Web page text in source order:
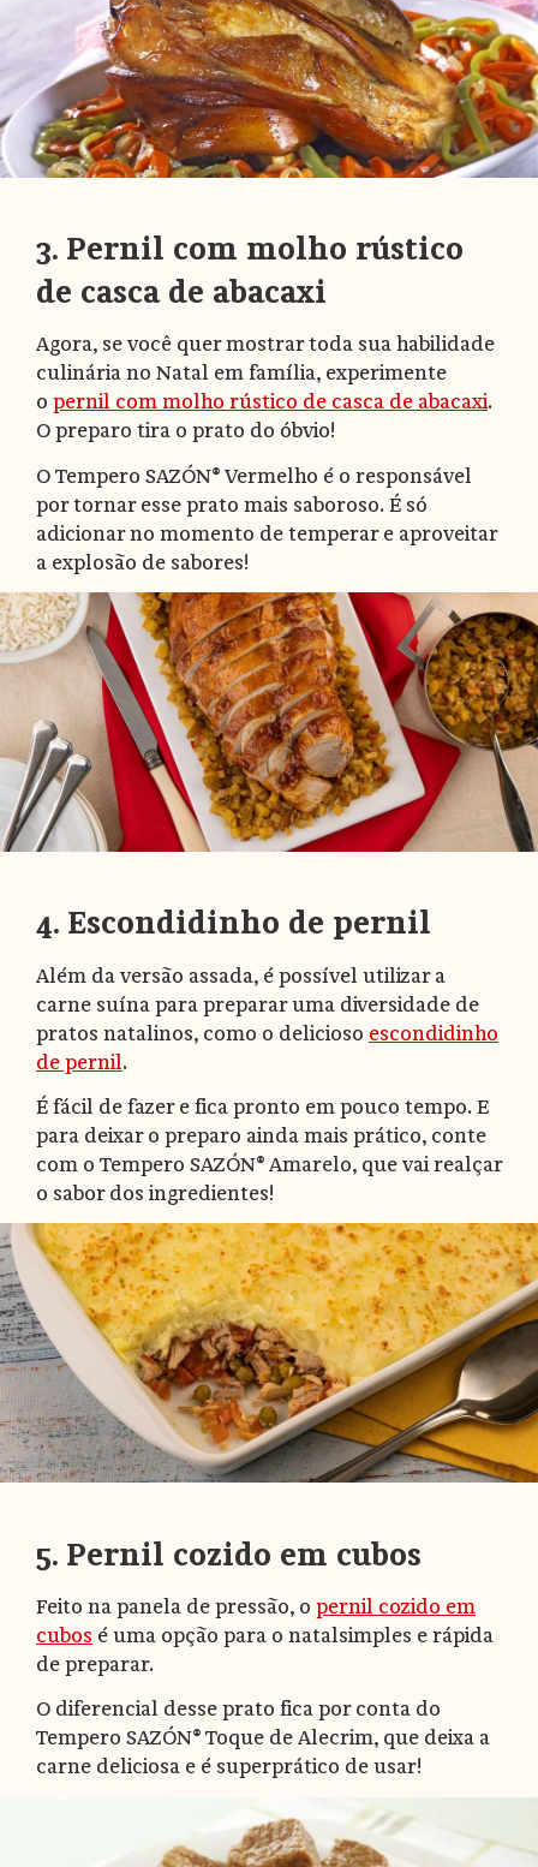
3. Pernil com molho rústico
de casca de abacaxi
Agora, se você quer mostrar toda sua habilidade
culinária no Natal em família, experimente
o pernil com molho rústico de casca de abacaxi.
O preparo tira o prato do óbvio!
O Tempero SAZÓN® Vermelho é o responsável
por tornar esse prato mais saboroso. É só
adicionar no momento de temperar e aproveitar
a explosão de sabores!
4. Escondidinho de pernil
Além da versão assada, é possível utilizar a
carne suína para preparar uma diversidade de
pratos natalinos, como o delicioso escondidinho
de pernil.
É fácil de fazer e fica pronto em pouco tempo. E
para deixar o preparo ainda mais prático, conte
com o Tempero SAZÓN® Amarelo, que vai realçar
o sabor dos ingredientes!
5. Pernil cozido em cubos
Feito na panela de pressão, o pernil cozido em
cubos é uma opção para o natalsimples e rápida
de preparar.
O diferencial desse prato fica por conta do
Tempero SAZÓN® Toque de Alecrim, que deixa a
carne deliciosa e é superprático de usar!